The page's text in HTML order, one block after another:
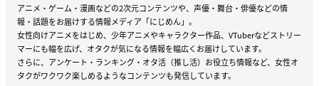
アニメ・ゲーム・漫画などの2次元コンテンツや、声優・舞台・俳優などの情
報・話題をお届けする情報メディア「にじめん」。
女性向けアニメをはじめ、少年アニメやキャラクター作品、VTuberなどストリー
マーにも幅を広げ、オタクが気になる情報を幅広くお届けしています。
さらに、アンケート・ランキング・オタ活（推し活）お役立ち情報など、女性オ
タクがワクワク楽しめるようなコンテンツも発信しています。